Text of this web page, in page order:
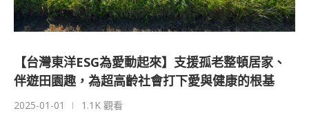
【台灣東洋ESG為愛動起來】支援孤老整頓居家、
伴遊田園趣，為超高齡社會打下愛與健康的根基
2025-01-01 1.1K 觀看